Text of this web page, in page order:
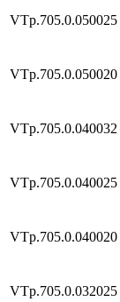
VTp.705.0.050025
VTp.705.0.050020
VTp.705.0.040032
VTp.705.0.040025
VTp.705.0.040020
VTp.705.0.032025